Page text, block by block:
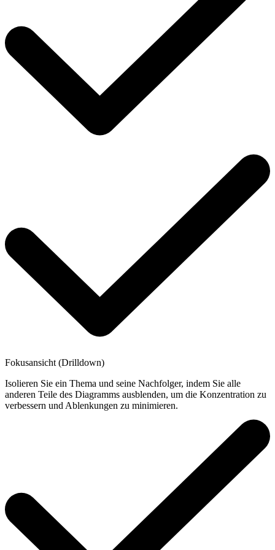
Fokusansicht (Drilldown)
Isolieren Sie ein Thema und seine Nachfolger, indem Sie alle
anderen Teile des Diagramms ausblenden, um die Konzentration zu
verbessern und Ablenkungen zu minimieren.